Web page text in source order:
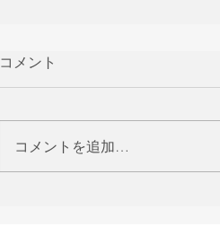
コメント
コメントを追加…